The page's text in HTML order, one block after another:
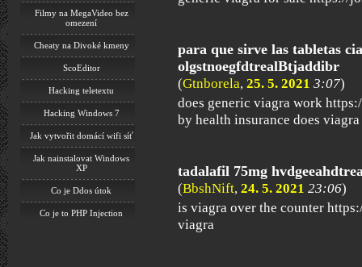
Filmy na MegaVideo bez
omezení
Cheaty na Divoké kmeny
ScoEditor
Hacking teletextu
Hacking Windows 7
Jak vytvořit domácí wifi síť
Jak nainstalovat Windows
XP
Co je Ddos útok
Co je to PHP Injection
para que sirve las tabletas
olgstnoegfdtrealBtjaddibr
(Gtnborela, 25. 5. 2021 3:07)
does generic viagra work
by health insurance does
tadalafil 75mg
(BbshNift, 24. 5. 2021 23:06)
is viagra over the counter
viagra